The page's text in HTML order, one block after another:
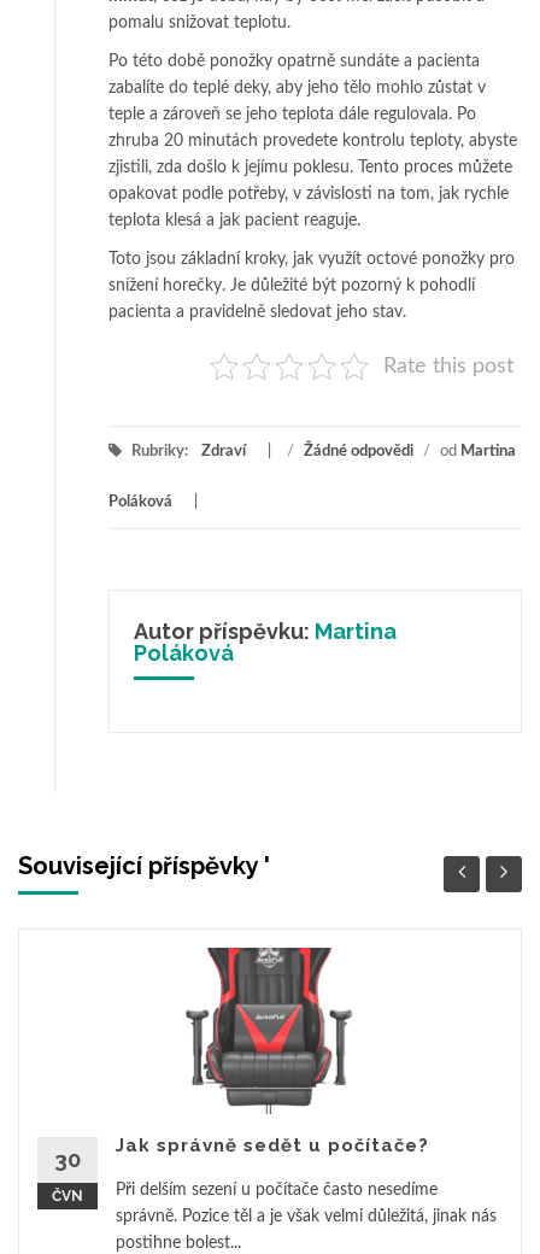
pomalu snižovat teplotu.
Po této době ponožky opatrně sundáte a pacienta
zabalíte do teplé deky, aby jeho tělo mohlo zůstat v
teple a zároveň se jeho teplota dále regulovala. Po
zhruba 20 minutách provedete kontrolu teploty, abyste
zjistili, zda došlo k jejímu poklesu. Tento proces můžete
opakovat podle potřeby, v závislosti na tom, jak rychle
teplota klesá a jak pacient reaguje.
Toto jsou základní kroky, jak využít octové ponožky pro
snížení horečky. Je důležité být pozorný k pohodlí
pacienta a pravidelně sledovat jeho stav.
Rate this post
Rubriky: Zdraví / Žádné odpovědi / od Martina
Poláková
Autor příspěvku: Martina
Poláková
Související příspěvky '
30
ČVN
Jak správně sedět u počítače?
Při delším sezení u počítače často nesedíme
správně. Pozice těl a je však velmi důležitá, jinak nás
postihne bolest...